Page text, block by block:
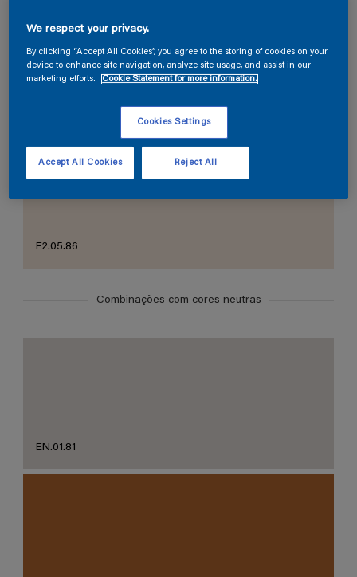
Seção de cores
E2.05.86
Combinações com cores neutras
EN.01.81
We respect your privacy.
By clicking “Accept All Cookies”, you agree to the storing of cookies on your
device to enhance site navigation, analyze site usage, and assist in our
marketing efforts.
Cookie Statement for more information.
Cookies Settings
Reject All
Accept All Cookies